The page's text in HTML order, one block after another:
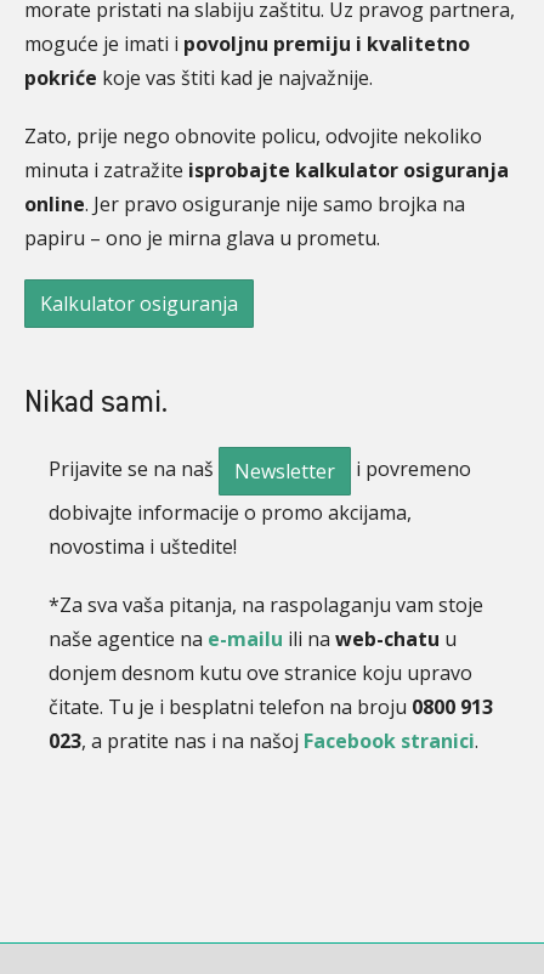
morate pristati na slabiju zaštitu. Uz pravog partnera,
moguće je imati i povoljnu premiju i kvalitetno
pokriće koje vas štiti kad je najvažnije.
Zato, prije nego obnovite policu, odvojite nekoliko
minuta i zatražite isprobajte kalkulator osiguranja
online. Jer pravo osiguranje nije samo brojka na
papiru – ono je mirna glava u prometu.
Kalkulator osiguranja
Nikad sami.
Prijavite se na naš Newsletter
i povremeno
dobivajte informacije o promo akcijama,
novostima i uštedite!
*Za sva vaša pitanja, na raspolaganju vam stoje
naše agentice na e-mailu ili na web-chatu u
donjem desnom kutu ove stranice koju upravo
čitate. Tu je i besplatni telefon na broju 0800 913
023, a pratite nas i na našoj Facebook stranici.